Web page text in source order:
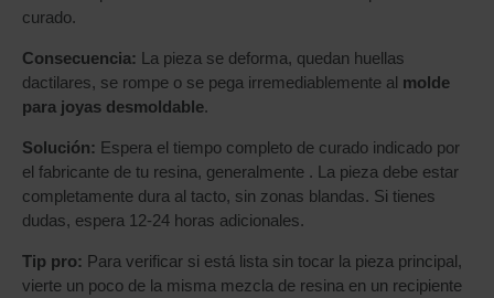
curado.
Consecuencia: La pieza se deforma, quedan huellas
dactilares, se rompe o se pega irremediablemente al molde
para joyas desmoldable.
Solución: Espera el tiempo completo de curado indicado por
el fabricante de tu resina, generalmente . La pieza debe estar
completamente dura al tacto, sin zonas blandas. Si tienes
dudas, espera 12-24 horas adicionales.
Tip pro: Para verificar si está lista sin tocar la pieza principal,
vierte un poco de la misma mezcla de resina en un recipiente